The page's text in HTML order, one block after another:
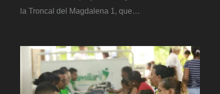
la Troncal del Magdalena 1, que…